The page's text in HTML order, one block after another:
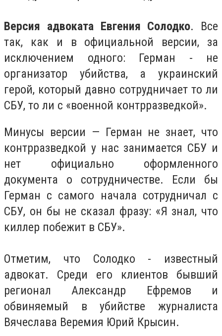
Версия адвоката Евгения Солодко. Все
так, как и в официальной версии, за
исключением одного: Герман - не
организатор убийства, а украинский
герой, который давно сотрудничает то ли
СБУ, то ли с «военной контрразведкой».
Минусы версии — Герман не знает, что
контрразведкой у нас занимается СБУ и
нет официально оформленного
документа о сотрудничестве. Если бы
Герман с самого начала сотрудничал с
СБУ, он бы не сказал фразу: «Я знал, что
киллер побежит в СБУ».
Отметим, что Солодко - известный
адвокат. Среди его клиентов бывший
регионал Александр Ефремов и
обвиняемый в убийстве журналиста
Вячеслава Веремия Юрий Крысин.